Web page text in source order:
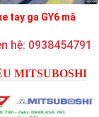
tay ga GY6 mã
hệ: 0938454791
MITSUBOSHI